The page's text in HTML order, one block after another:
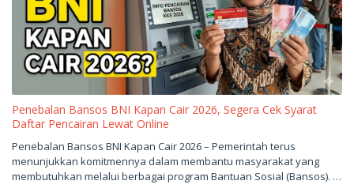
Penebalan Bansos BNI Kapan Cair 2026, Segera Cek Syarat
Daftar Pencairan Lewat Online
Mei
oleh
sukantengah
Penebalan Bansos BNI Kapan Cair 2026 – Pemerintah terus
menunjukkan komitmennya dalam membantu masyarakat yang
membutuhkan melalui berbagai program Bantuan Sosial (Bansos). …